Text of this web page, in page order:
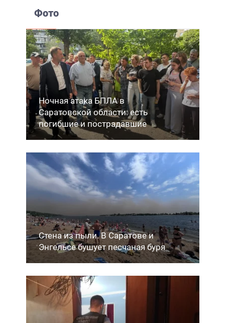
Фото
Ночная атака БПЛА в
Саратовской области: есть
погибшие и пострадавшие
Стена из пыли. В Саратове и
Энгельсе бушует песчаная буря